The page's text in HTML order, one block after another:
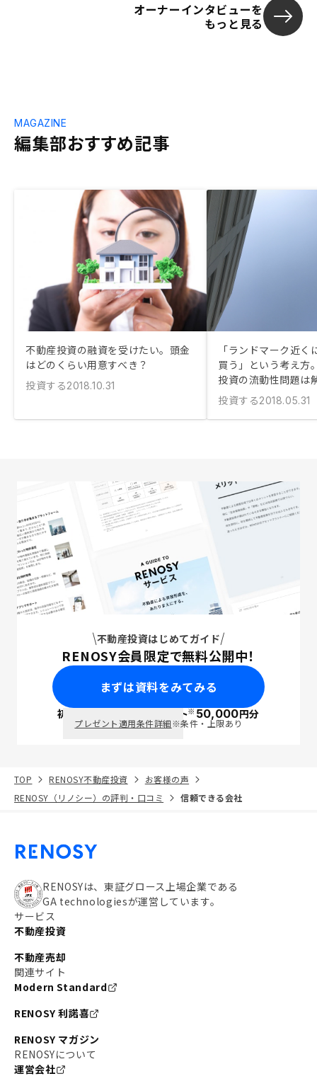
オーナーインタビューを
もっと見る
編集部おすすめ記事
MAGAZINE
不動産投資の融資を受けたい。頭金
はどのくらい用意すべき？
投資する2018.10.31
「ランドマーク近
買う」という考え方
投資の流動性問題は
投資する2018.05.31
不動産投資はじめてガイド
RENOSY会員限定で無料公開中！
まずは資料をみてみる
初回面談で ポイント※50,000円分
プレゼント適用条件詳細※条件・上限あり
TOP RENOSY不動産投資
お客様の声
RENOSY（リノシー）の評判・口コミ
信頼できる会社
RENOSYは、東証グロース上場企業である
GA technologiesが運営しています。
サービス
不動産投資
不動産売却
関連サイト
Modern Standard
RENOSY 利諾喜
RENOSY マガジン
RENOSYについて
運営会社